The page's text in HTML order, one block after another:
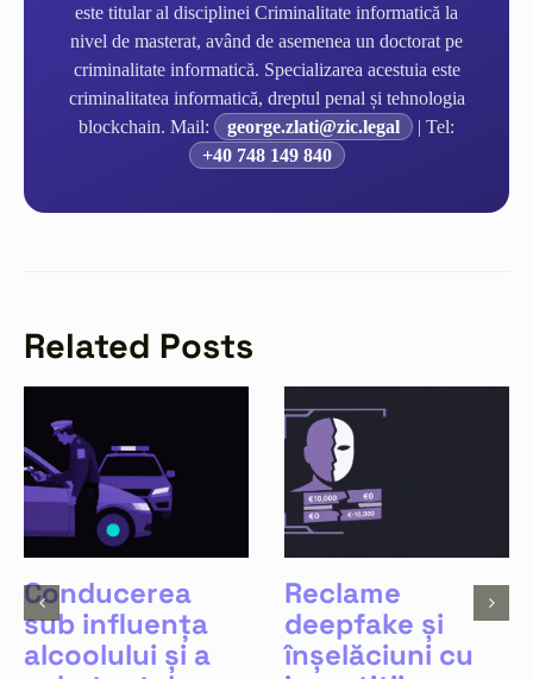
este titular al disciplinei Criminalitate informatică la
nivel de masterat, având de asemenea un doctorat pe
criminalitate informatică. Specializarea acestuia este
criminalitatea informatică, dreptul penal și tehnologia
blockchain. Mail:
george.zlati@zic.legal
| Tel:
+40 748 149 840
Related Posts
Conducerea
sub influența
alcoolului și a
Reclame
deepfake și
înșelăciuni cu